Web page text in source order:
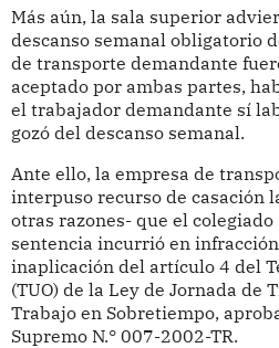
Más aún, la sala superior
descanso semanal obligatorio
de transporte demandante
aceptado por ambas partes,
el trabajador demandante sí
gozó del descanso semanal.
Ante ello, la empresa de
interpuso recurso de casación
otras razones- que el
sentencia incurrió en
inaplicación del artículo 4 del
(TUO) de la Ley de Jornada de
Trabajo en Sobretiempo,
Supremo N.° 007-2002-TR.